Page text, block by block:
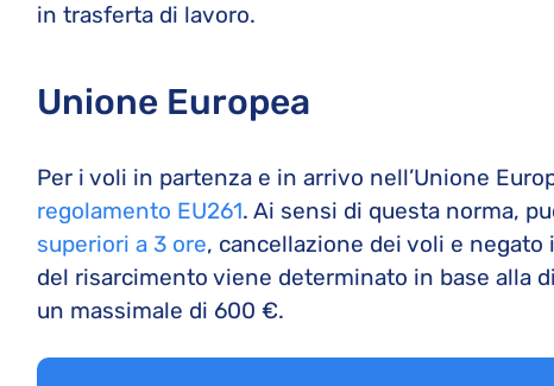
in trasferta di lavoro.
Unione Europea
Per i voli in partenza e in arrivo nell’Unione
regolamento EU261. Ai sensi di questa norma,
superiori a 3 ore, cancellazione dei voli e negato
del risarcimento viene determinato in base alla
un massimale di 600 €.